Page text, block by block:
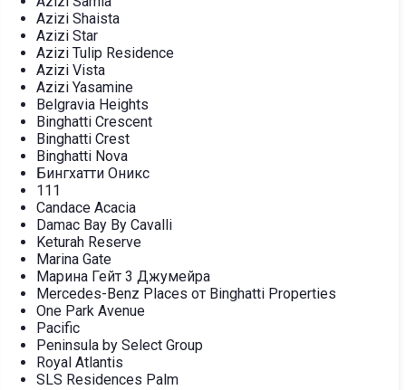
Azizi Shaista
Azizi Star
Azizi Tulip Residence
Azizi Vista
Azizi Yasamine
Belgravia Heights
Binghatti Crescent
Binghatti Crest
Binghatti Nova
Бингхатти Оникс
111
Candace Acacia
Damac Bay By Cavalli
Keturah Reserve
Marina Gate
Марина Гейт 3 Джумейра
Mercedes-Benz Places от Binghatti Properties
One Park Avenue
Pacific
Peninsula by Select Group
Royal Atlantis
SLS Residences Palm